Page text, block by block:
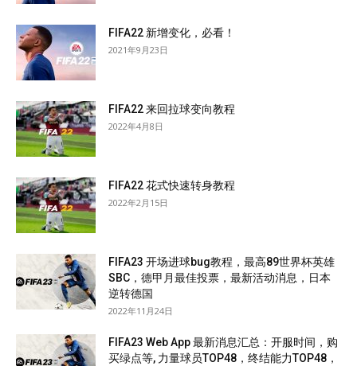
FIFA22 新增变化，必看！
2021年9月23日
FIFA22 来回拉球变向教程
2022年4月8日
FIFA22 花式快速转身教程
2022年2月15日
FIFA23 开场进球bug教程，最高89世界杯英雄
SBC，德甲月最佳投票，最新活动消息，日本
逆转德国
2022年11月24日
FIFA23 Web App 最新消息汇总：开服时间，购
买绿点等, 力量球员TOP48，终结能力TOP48，